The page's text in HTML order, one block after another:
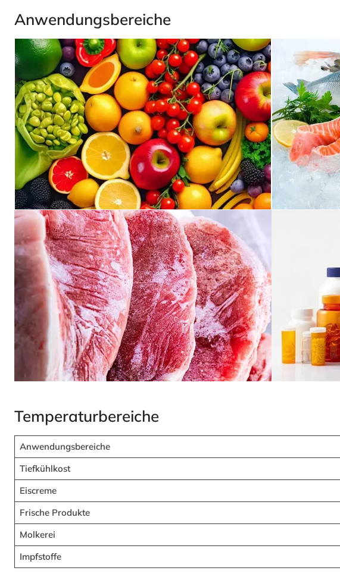
Anwendungsbereiche
Temperaturbereiche
Anwendungsbereiche
Tiefkühlkost
Eiscreme
Frische Produkte
Molkerei
Impfstoffe